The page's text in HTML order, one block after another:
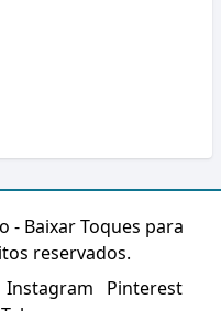
- Baixar Toques para
reservados.
Instagram
Pinterest